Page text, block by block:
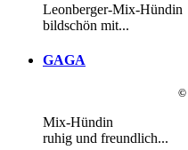
Leonberger-Mix-Hündin
bildschön mit...
GAGA
©
Mix-Hündin
ruhig und freundlich...